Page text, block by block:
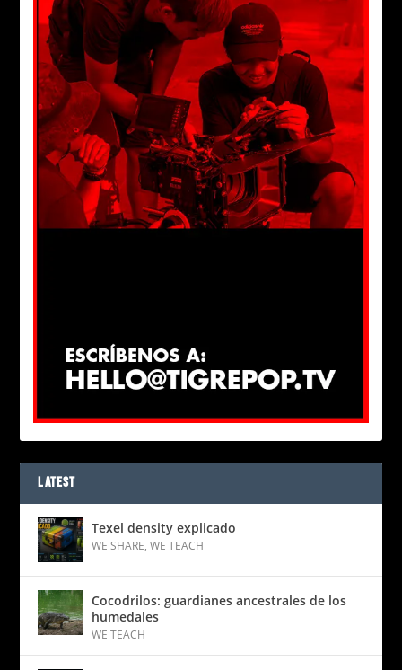
LATEST
Texel density explicado
WE SHARE,WE TEACH
Cocodrilos: guardianes ancestrales de los
humedales
WE TEACH